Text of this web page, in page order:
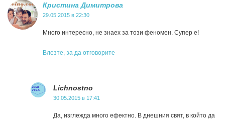
Кристина Димитрова
29.05.2015 в 22:30
Много интересно, не знаех за този феномен. Супер е!
Влезте, за да отговорите
Lichnostno
30.05.2015 в 17:41
Да, изглежда много ефектно. В днешния свят, в който да